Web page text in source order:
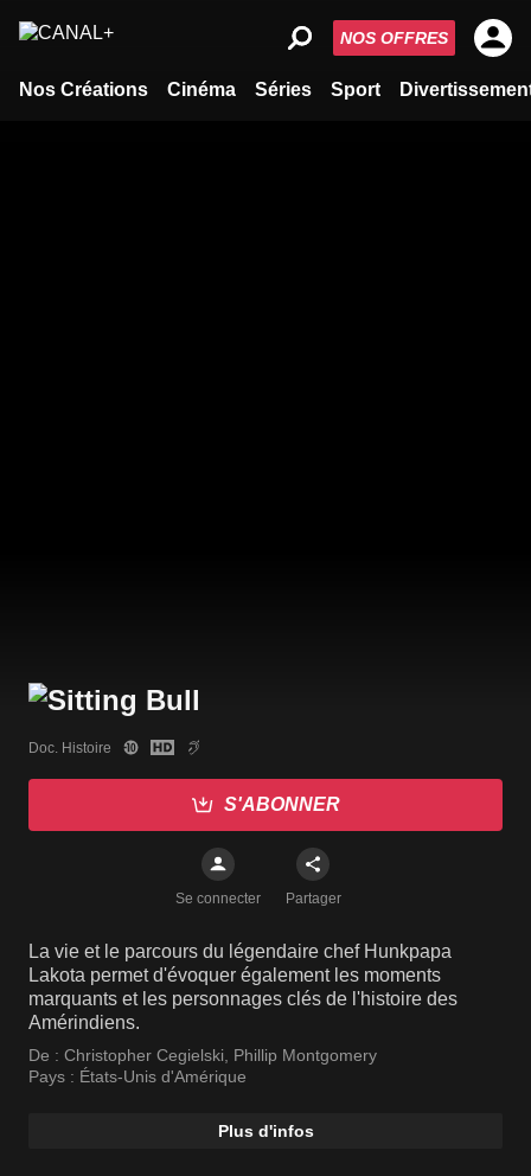
Nos Créations Cinéma Séries Sport
NOS OFFRES
Doc. Histoire
S'ABONNER
Se connecter Partager
La vie et le parcours du légendaire chef Hunkpapa
Lakota permet d'évoquer également les moments
marquants et les personnages clés de l'histoire des
Amérindiens.
De : Christopher Cegielski, Phillip Montgomery
Pays : États-Unis d'Amérique
Plus d'infos